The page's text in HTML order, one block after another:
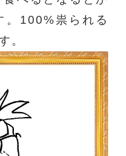
。100%祟られる
。